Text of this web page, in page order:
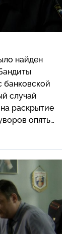
найден
банковской
случай
раскрытие
опять
людей».